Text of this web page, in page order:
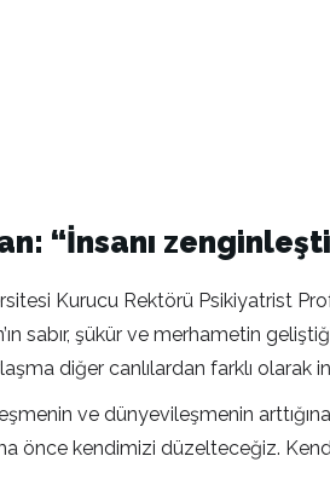
“İnsanı
Kurucu Rektörü Psikiyatrist
sabır, şükür ve merhametin
diğer canlılardan farklı
ve dünyevileşmenin
önce kendimizi düzelteceğiz.